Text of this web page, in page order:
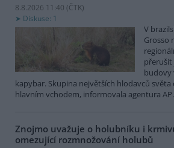
8.8.2026 11:40 (ČTK)
Diskuse: 1
V
Grosso
přerušit
budovy
kapybar. Skupina největších hlodavců
hlavním vchodem, informovala agentura AP.
Znojmo uvažuje o holubníku i
omezující rozmnožování holubů